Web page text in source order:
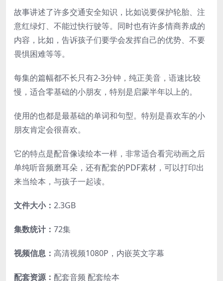
故事讲述了许多交通安全知识，比如说要保护轮胎、注
意红绿灯、不能过快行驶等。同时也有许多情商养成的
内容，比如，告诉孩子们要学会发挥自己的优势、不要
畏惧困难等等。
每集的篇幅都不长只有2-3分钟，纯正美音，语速比较
慢，适合零基础的小朋友，特别是启蒙半年以上的。
使用的也都是最基础的单词和句型。特别是喜欢车的小
朋友肯定会很喜欢。
它的特点是配音像读绘本一样，非常适合看完动画之后
单纯听音频磨耳朵，还有配套的PDF素材，可以打印出
来当绘本，与孩子一起读。
文件大小： 2.3GB
集数统计： 72集
视频信息： 高清视频1080P，内嵌英文字幕
配套资源： 配套音频 配套绘本